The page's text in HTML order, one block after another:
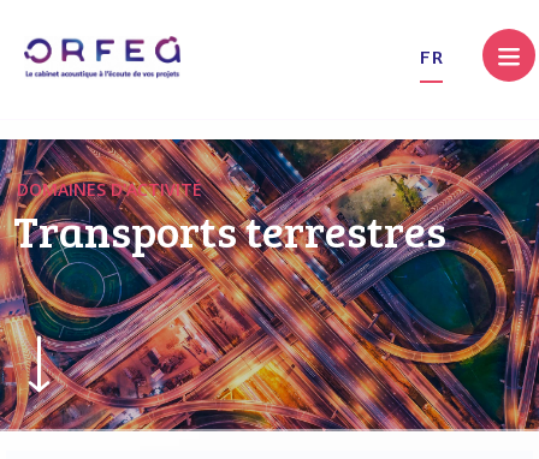
FR
Transports terrestres
DOMAINES D'ACTIVITÉ